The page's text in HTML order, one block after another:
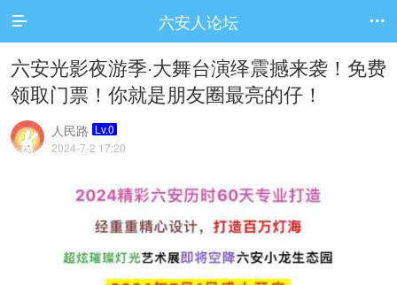
 六安人论坛 
六安光影夜游季·大舞台演绎震撼来袭！免费
领取门票！你就是朋友圈最亮的仔！
人民路 Lv.0
2024-7-2 17:20